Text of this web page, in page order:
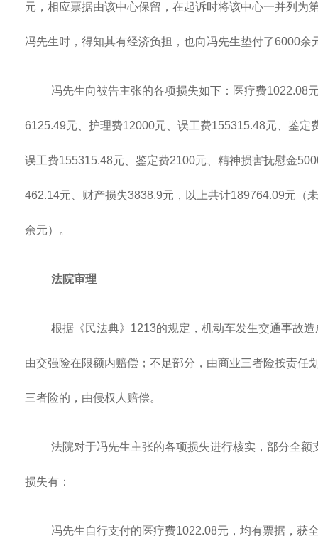
元，相应票据由该中心保留，在起诉时将该中心一并列为
冯先生时，得知其有经济负担，也向冯先生垫付了6000余
冯先生向被告主张的各项损失如下：医疗费1022.08
6125.49元、护理费12000元、误工费155315.48元、鉴定
误工费155315.48元、鉴定费2100元、精神损害抚慰金
462.14元、财产损失3838.9元，以上共计189764.09元（
余元）。
法院审理
根据《民法典》1213的规定，机动车发生交通事故
由交强险在限额内赔偿；不足部分，由商业三者险按责任
三者险的，由侵权人赔偿。
法院对于冯先生主张的各项损失进行核实，部分全
损失有：
冯先生自行支付的医疗费1022.08元，均有票据，获